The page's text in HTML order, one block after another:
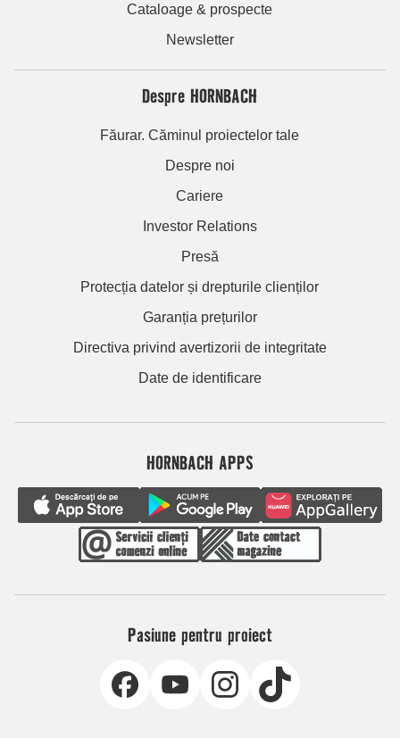
Cataloage & prospecte
Newsletter
Despre HORNBACH
Făurar. Căminul proiectelor tale
Despre noi
Cariere
Investor Relations
Presă
Protecția datelor și drepturile clienților
Garanția prețurilor
Directiva privind avertizorii de integritate
Date de identificare
HORNBACH APPS
Pasiune pentru proiect